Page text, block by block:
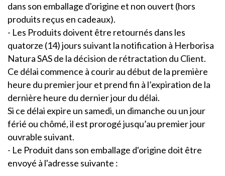
dans son emballage d'origine et non ouvert (hors
produits reçus en cadeaux).
- Les Produits doivent être retournés dans les
quatorze (14) jours suivant la notification à Herborisa
Natura SAS de la décision de rétractation du Client.
Ce délai commence à courir au début de la première
heure du premier jour et prend fin à l’expiration de la
dernière heure du dernier jour du délai.
Si ce délai expire un samedi, un dimanche ou un jour
férié ou chômé, il est prorogé jusqu’au premier jour
ouvrable suivant.
- Le Produit dans son emballage d'origine doit être
envoyé à l'adresse suivante :